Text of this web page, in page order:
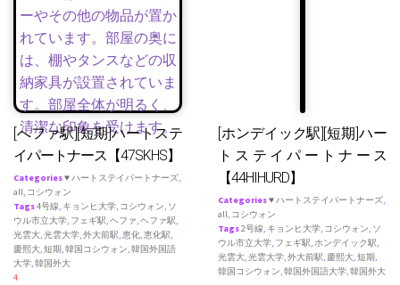
[へファ駅][短期]ハートステ
イパートナース【47SKHS】
Categories♥ ハートステイパートナーズ,
all, コシウォン
Tags4号線, キョンヒ大学, コシウォン, ソ
ウル市立大学, フェギ駅,ヘファ,ヘファ駅,
光雲大,光雲大学,外大前駅,恵化,恵化駅,
慶熙大,短期,韓国コシウォン,韓国外国語
大学,韓国外大
4
[ホンデイック駅][短期]ハー
トステイパートナース
【44HIHURD】
Categories♥ ハートステイパートナーズ,
all, コシウォン
Tags2号線, キョンヒ大学, コシウォン, ソ
ウル市立大学, フェギ駅,ホンデイック駅,
光雲大,光雲大学,外大前駅, 慶熙大,短期,
韓国コシウォン,韓国外国語大学,韓国外大